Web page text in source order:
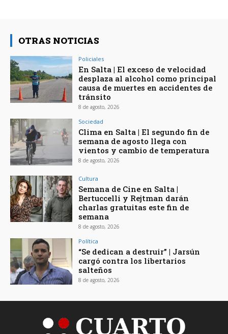
OTRAS NOTICIAS
Policiales
En Salta | El exceso de velocidad
desplaza al alcohol como principal
causa de muertes en accidentes de
tránsito
8 de agosto, 2026
Sociedad
Clima en Salta | El segundo fin de
semana de agosto llega con
vientos y cambio de temperatura
8 de agosto, 2026
Cultura
Semana de Cine en Salta |
Bertuccelli y Rejtman darán
charlas gratuitas este fin de
semana
8 de agosto, 2026
Política
“Se dedican a destruir” | Jarsún
cargó contra los libertarios
salteños
8 de agosto, 2026